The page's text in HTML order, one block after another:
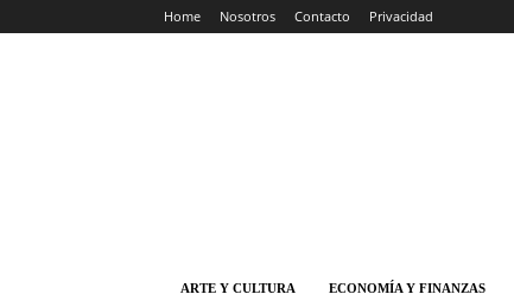
Home Nosotros Contacto Privacidad
ARTE Y CULTURA ECONOMÍA Y FINANZAS